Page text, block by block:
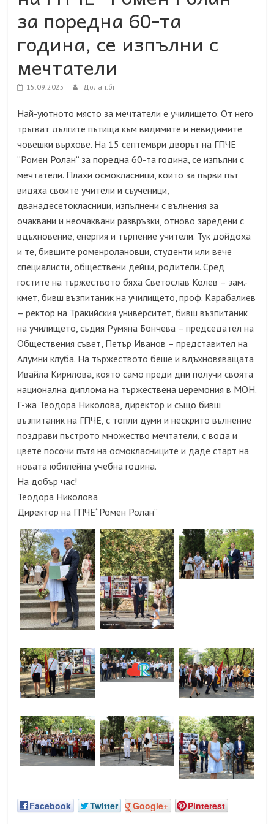
за поредна 60-та
година, се изпълни с
мечтатели
15.09.2025 Долап.бг
Най-уютното място за мечтатели е училището. От него
тръгват дългите пътища към видимите и невидимите
човешки върхове. На 15 септември дворът на ГПЧЕ
“Ромен Ролан“ за поредна 60-та година, се изпълни с
мечтатели. Плахи осмокласници, които за първи път
видяха своите учители и съученици,
дванадесетокласници, изпълнени с вълнения за
очаквани и неочаквани развръзки, отново заредени с
вдъхновение, енергия и търпение учители. Тук дойдоха
и те, бившите роменролановци, студенти или вече
специалисти, обществени дейци, родители. Сред
гостите на тържеството бяха Светослав Колев – зам.-
кмет, бивш възпитаник на училището, проф. Карабалиев
– ректор на Тракийския университет, бивш възпитаник
на училището, съдия Румяна Бончева – председател на
Обществения съвет, Петър Иванов – представител на
Алумни клуба. На тържеството беше и вдъхновяващата
Ивайла Кирилова, която само преди дни получи своята
национална диплома на тържествена церемония в МОН.
Г-жа Теодора Николова, директор и също бивш
възпитаник на ГПЧЕ, с топли думи и нескрито вълнение
поздрави пъстрото множество мечтатели, с вода и
цвете посочи пътя на осмокласниците и даде старт на
новата юбилейна учебна година.
На добър час!
Теодора Николова
Директор на ГПЧЕ“Ромен Ролан“
Facebook Twitter Google+ Pinterest